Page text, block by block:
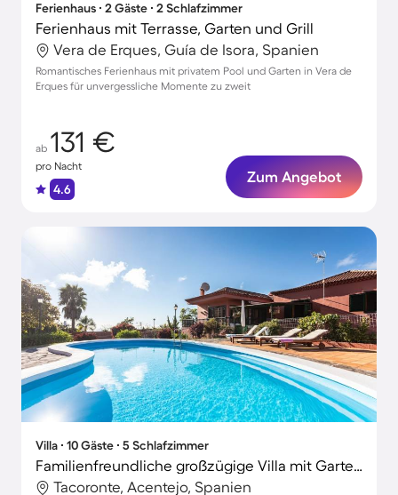
Ferienhaus ∙ 2 Gäste ∙ 2 Schlafzimmer
Ferienhaus mit Terrasse, Garten und Grill
Vera de Erques, Guía de Isora, Spanien
Romantisches Ferienhaus mit privatem Pool und Garten in Vera de
Erques für unvergessliche Momente zu zweit
ab 131 €
pro Nacht
4.6
Zum Angebot
Villa ∙ 10 Gäste ∙ 5 Schlafzimmer
Familienfreundliche großzügige Villa mit Garten, Terrasse und privatem Pool
Tacoronte, Acentejo, Spanien